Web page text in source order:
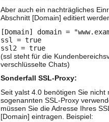
Aber auch ein nachträgliches
Abschnitt [Domain] editiert
[Domain] domain =
ssl = true
ssl2 = true
(ssl steht für die
verschlüsselte Chats)
Sonderfall SSL-Proxy:
Seit yalst 4.0 benötigen Sie nicht
sogenannten SSL-Proxy
müssen Sie die Adresse Ihres
[Domain] eintragen. Beispiel: